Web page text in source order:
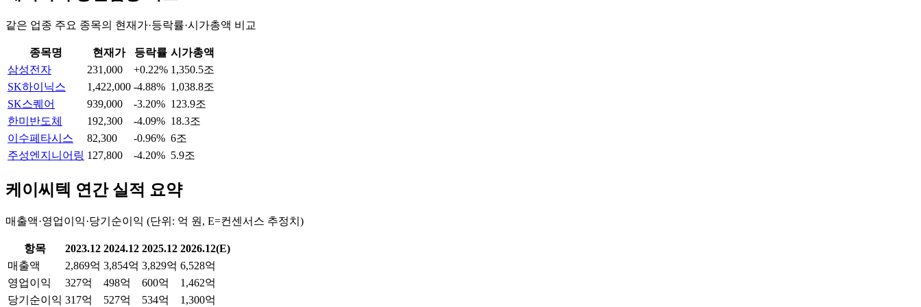
같은 업종 주요 종목의 현재가·등락률·시가총액 비교
종목명 현재가 등락률 시가총액
삼성전자
231,000 +0.22% 1,350.5조
SK하이닉스
1,422,000 -4.88% 1,038.8조
SK스퀘어
939,000 -3.20% 123.9조
한미반도체
192,300 -4.09% 18.3조
이수페타시스
82,300 -0.96% 6조
주성엔지니어링 127,800 -4.20% 5.9조
케이씨텍 연간 실적 요약
매출액·영업이익·당기순이익 (단위: 억 원, E=컨센서스 추정치)
항목 2023.12 2024.12 2025.12 2026.12(E)
매출액
2,869억 3,854억 3,829억 6,528억
영업이익
327억 498억 600억
1,462억
당기순이익 317억 527억 534억 1,300억